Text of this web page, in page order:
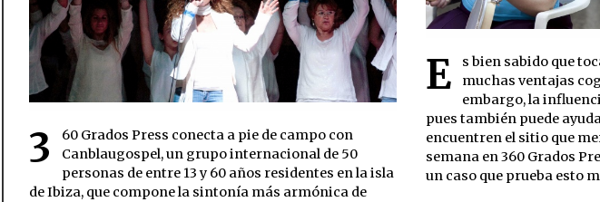
E
s bien sabido que
muchas ventajas
embargo, la
pues también puede
encuentren el sitio que
semana en 360 Grados
un caso que prueba esto
3
60 Grados Press conecta a pie de campo con
Canblaugospel, un grupo internacional de 50
personas de entre 13 y 60 años residentes en la isla
de Ibiza, que compone la sintonía más armónica de